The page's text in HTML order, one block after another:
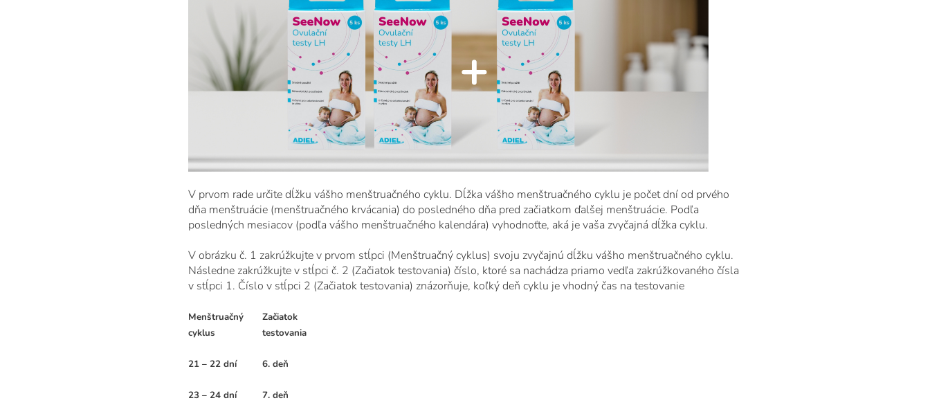
V prvom rade určite dĺžku vášho menštruačného cyklu. Dĺžka vášho menštruačného cyklu je počet dní od prvého
dňa menštruácie (menštruačného krvácania) do posledného dňa pred začiatkom ďalšej menštruácie. Podľa
posledných mesiacov (podľa vášho menštruačného kalendára) vyhodnoťte, aká je vaša zvyčajná dĺžka cyklu.
V obrázku č. 1 zakrúžkujte v prvom stĺpci (Menštruačný cyklus) svoju zvyčajnú dĺžku vášho menštruačného cyklu.
Následne zakrúžkujte v stĺpci č. 2 (Začiatok testovania) číslo, ktoré sa nachádza priamo vedľa zakrúžkovaného čísla
v stĺpci 1. Číslo v stĺpci 2 (Začiatok testovania) znázorňuje, koľký deň cyklu je vhodný čas na testovanie
Menštruačný
cyklus
Začiatok
testovania
21 – 22 dní 6. deň
23 – 24 dní 7. deň